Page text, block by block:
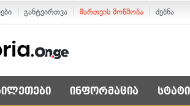
განტვირთვა მართვის მოწმობა ძებნა
ინფორმაცია